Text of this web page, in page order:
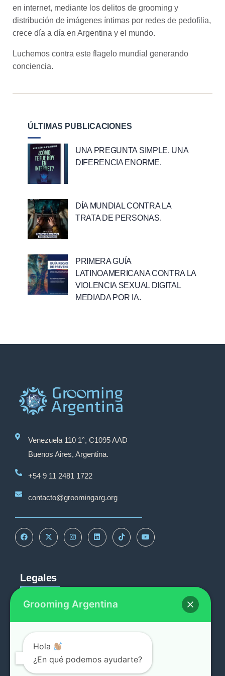
en internet, mediante los delitos de grooming y
distribución de imágenes íntimas por redes de pedofilia,
crece día a día en Argentina y el mundo.
Luchemos contra este flagelo mundial generando
conciencia.
ÚLTIMAS PUBLICACIONES
UNA PREGUNTA SIMPLE. UNA
DIFERENCIA ENORME.
DÍA MUNDIAL CONTRA LA
TRATA DE PERSONAS.
PRIMERA GUÍA
LATINOAMERICANA CONTRA LA
VIOLENCIA SEXUAL DIGITAL
MEDIADA POR IA.
Venezuela 110 1°, C1095 AAD
Buenos Aires, Argentina.
+54 9 11 2481 1722
contacto@groomingarg.org
Legales
Reportar
Procedimiento de quejas
Grooming Argentina
Hola
¿En qué podemos ayudarte?